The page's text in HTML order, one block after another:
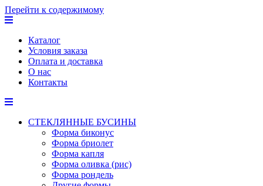
Перейти к содержимому
Каталог
Условия заказа
Оплата и доставка
О нас
Контакты
СТЕКЛЯННЫЕ БУСИНЫ
Форма биконус
Форма бриолет
Форма капля
Форма оливка (рис)
Форма рондель